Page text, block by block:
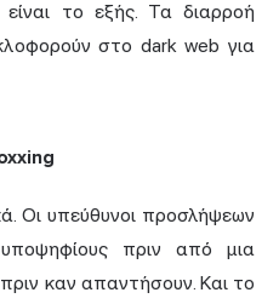
το εξής. Τα διαρροή
στο dark web για
Οι υπεύθυνοι προσλήψεων
πριν από μια
καν απαντήσουν. Και το